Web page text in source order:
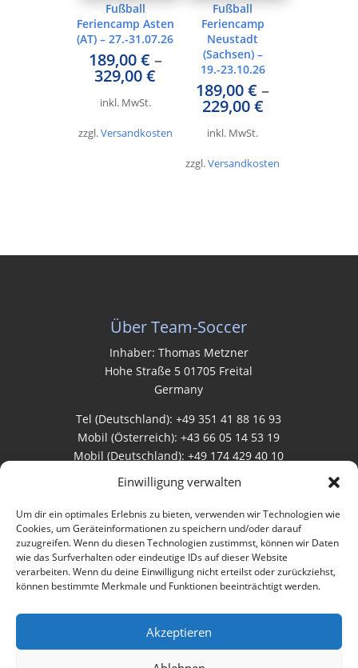
Einwilligung verwalten
Um dir ein optimales Erlebnis zu bieten, verwenden wir Technologien wie
Cookies, um Geräteinformationen zu speichern und/oder darauf
zuzugreifen. Wenn du diesen Technologien zustimmst, können wir Daten
wie das Surfverhalten oder eindeutige IDs auf dieser Website
verarbeiten. Wenn du deine Einwilligung nicht erteilst oder zurückziehst,
können bestimmte Merkmale und Funktionen beeinträchtigt werden.
Akzeptieren
Fußball
Feriencamp Asten
(AT) – 27.-31.07.26
189,00€ –
329,00€
inkl. MwSt.
zzgl.Versandkosten
Fußball
Feriencamp
Neustadt
(Sachsen) –
19.-23.10.26
189,00€ –
229,00€
inkl. MwSt.
zzgl.Versandkosten
Über Team-Soccer
Inhaber: Thomas Metzner
Hohe Straße 5 01705 Freital
Germany
Tel (Deutschland): +49 351 41 88 16 93
Mobil (Österreich): +43 66 05 14 53 19
Mobil (Deutschland): +49 174 429 40 10
Rechtliches
AGB
Datenschutz
Bewertungen